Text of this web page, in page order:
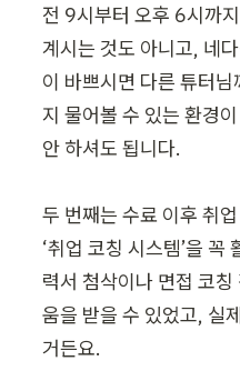
전 9시부터 오후 6시까
계시는 것도 아니고, 네
이 바쁘시면 다른 튜터
지 물어볼 수 있는 환경
안 하셔도 됩니다.
두 번째는 수료 이후 취
‘취업 코칭 시스템’을 꼭
력서 첨삭이나 면접 코
움을 받을 수 있었고, 실
거든요.